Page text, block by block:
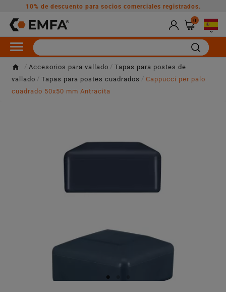
10% de descuento para socios comerciales registrados.
0

Accesorios para vallado
Tapas para postes de
vallado
Tapas para postes cuadrados
Cappucci per palo
cuadrado 50x50 mm Antracita